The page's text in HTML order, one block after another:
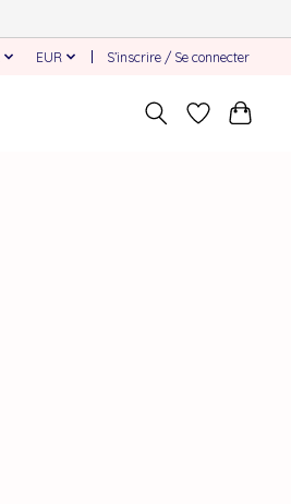
EUR S’inscrire / Se connecter